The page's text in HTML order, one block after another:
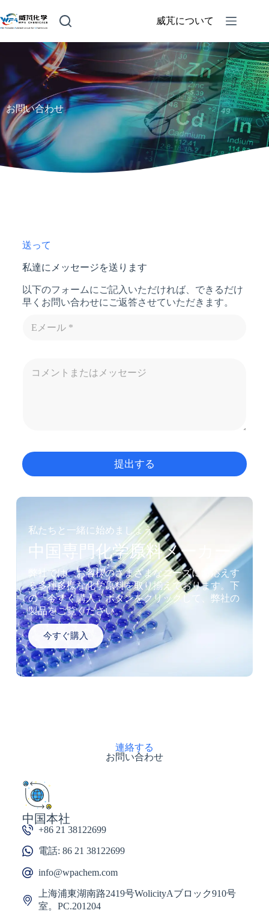
威芃について
お問い合わせ
送って
私達にメッセージを送ります
以下のフォームにご記入いただければ、できるだけ
早くお問い合わせにご返答させていただきます。
提出する
私たちと一緒に始めましょう
中国専門化学原料メーカー
弊社では、お客様のさまざまなニーズにお応えす
る多種多様な化学原料を取り揃えております。下
の「今すぐ購入」ボタンをクリックして、弊社の
製品をご覧ください。
今すぐ購入
連絡する
お問い合わせ
中国本社
+86 21 38122699
電話: 86 21 38122699
info@wpachem.com
上海浦東湖南路2419号WolicityAブロック910号
室。PC.201204